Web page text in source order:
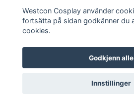
© Copyright Westcon
Westcon Cosplay använder
fortsätta på sidan godkänner du
cookies.
Godkjenn alle
Innstillinger